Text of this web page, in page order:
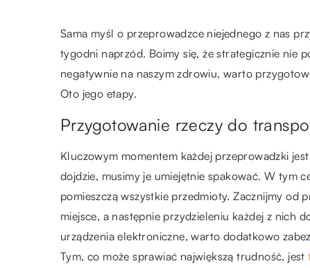
Sama myśl o przeprowadzce niejednego z nas
tygodni naprzód. Boimy się, że strategicznie nie
negatywnie na naszym zdrowiu, warto
Oto jego etapy.
Przygotowanie rzeczy do
Kluczowym momentem każdej przeprowadzki
dojdzie, musimy je umiejętnie spakować. W tym
pomieszczą wszystkie przedmioty. Zacznijmy od
miejsce, a następnie przydzieleniu każdej z nich
urządzenia elektroniczne, warto dodatkowo
Tym, co może sprawiać największą trudność, jest